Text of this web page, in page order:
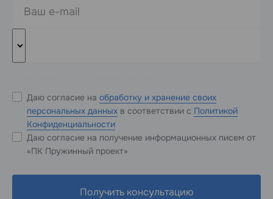
Даю согласие на обработку и хранение своих
персональных данных в соответствии с Политикой
Конфиденциальности
Даю согласие на получение информационных писем от
«ПК Пружинный проект»
Получить консультацию